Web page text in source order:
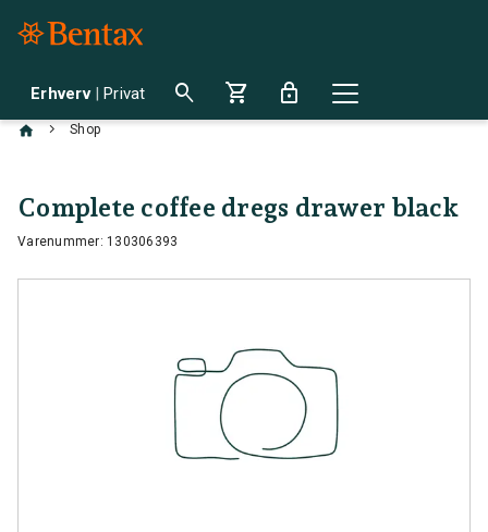
Erhverv | Privat search shopping_cart lock
chevron_right Shop
Complete coffee dregs drawer black
Varenummer: 130306393